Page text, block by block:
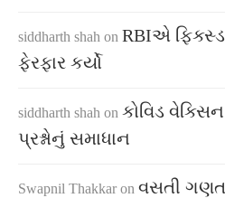
siddharth shah on RBIએ ફિક્સ્ડ
ફેરફાર કર્યો
siddharth shah on કોવિડ
પ્રશ્નોનું સમાધાન
Swapnil Thakkar on વસતી